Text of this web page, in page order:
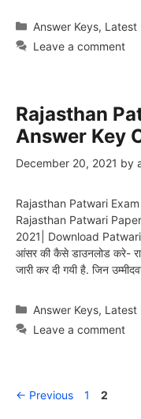
Categories
Answer Keys, Latest
Leave a comment
Rajasthan
Answer Key
December 20, 2021 by
Rajasthan Patwari
Rajasthan Patwari
2021| Download Patwari
आंसर की कैसे डाउनलोड करे-
जारी कर दी गयी है. जिन
Categories
Answer Keys, Latest
Leave a comment
← Previous Page
1 Page
2